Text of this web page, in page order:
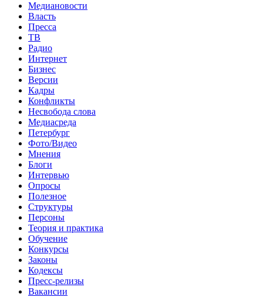
Медиановости
Власть
Пресса
ТВ
Радио
Интернет
Бизнес
Версии
Кадры
Конфликты
Несвобода слова
Медиасреда
Петербург
Фото/Видео
Мнения
Блоги
Интервью
Опросы
Полезное
Структуры
Персоны
Теория и практика
Обучение
Конкурсы
Законы
Кодексы
Пресс-релизы
Вакансии